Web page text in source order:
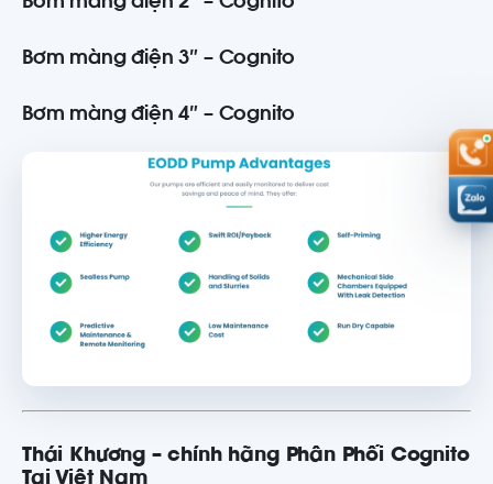
Bơm màng điện 3″ – Cognito
Bơm màng điện 4″ – Cognito
Thái Khương – chính hãng Phân Phối Cognito
Tại Việt Nam